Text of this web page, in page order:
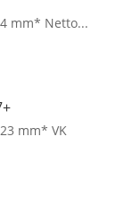
mm* Netto...
mm* VK